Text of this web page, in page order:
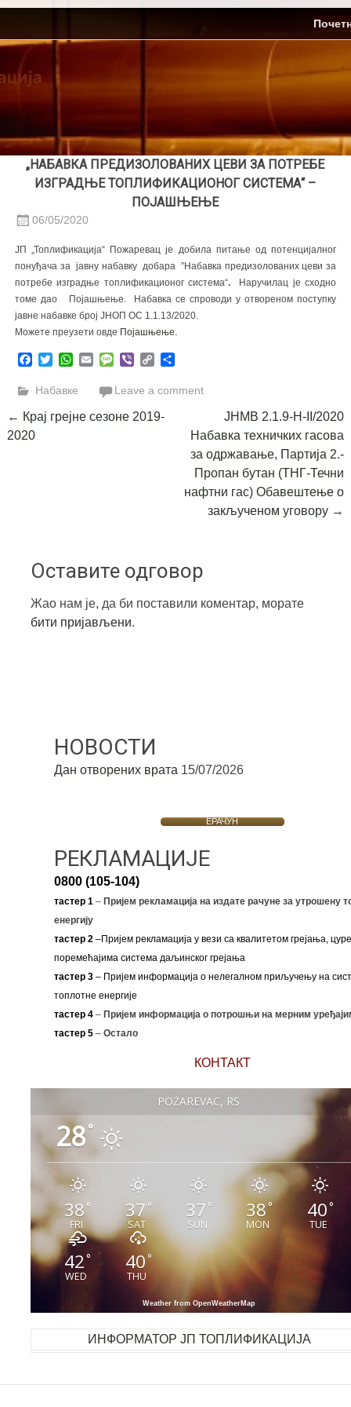
Skip
content
„НАБАВКА ПРЕДИЗОЛОВАНИХ ЦЕВИ ЗА ПОТРЕБЕ
ИЗГРАДЊЕ ТОПЛИФИКАЦИОНОГ СИСТЕМА“ –
ПОЈАШЊЕЊЕ
06/05/2020
ЈП „Топлификација“ Пожаревац је добила питање од потенцијалног
понуђача за јавну набавку добара ”Набавка предизолованих цеви за
потребе изградње топлификационог система“. Наручилац је сходно
томе дао Појашњење. Набавка се спроводи у отвореном поступку
јавне набавке број ЈНОП ОС 1.1.13/2020.
Можете преузети овде Појашњење
Facebook
TwitterWhatsApp
EmailMessage
ViberCopy
Набавке Leave a comment
Post
navigation
← Крај грејне сезоне 2019-
2020
ЈНМВ 2.1.9-Н-II/2020
Набавка техничких гасова
за одржавање, Партија 2.-
Пропан бутан (ТНГ-Течни
нафтни гас) Обавештење о
закљученом уговору →
Оставите одговор
Жао нам је, да би поставили коментар, морате
бити пријављени.
НОВОСТИ
Дан отворених врата 15/07/2026
ЕРАЧУН
РЕКЛАМАЦИЈЕ
0800 (105-104)
тастер 1–Пријем рекламација на издате рачуне за утрошену
енергију
тастер 2–Пријем рекламација у вези са квалитетом грејања,
поремећајима система даљинског грејања
тастер 3– Пријем информација о нелегалном приључењу на
топлотне енергије
тастер 4 – Пријем информација о потрошњи на мерним
тастер 5 – Остало
КОНТАКТ
POŽAREVAC, RS
28°
38°
FRI
37°
SAT
37 °
SUN
38°
MON
40°
TUE
42°
WED
40°
THU
Weather from OpenWeatherMap
ИНФОРМАТОР ЈП ТОПЛИФИКАЦИЈА